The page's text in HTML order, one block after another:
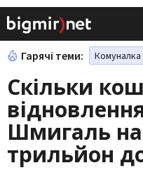
Гарячі теми: Комуналка
Скільки
Шмигаль
трильйон